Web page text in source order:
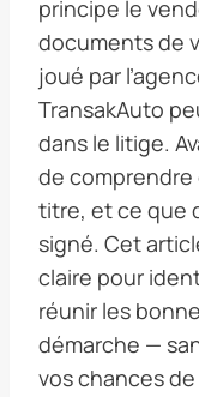
principe le
documents de
joué par
TransakAuto
dans le litige.
de comprendre
titre, et ce que
signé. Cet
claire pour
réunir les
démarche —
vos chances